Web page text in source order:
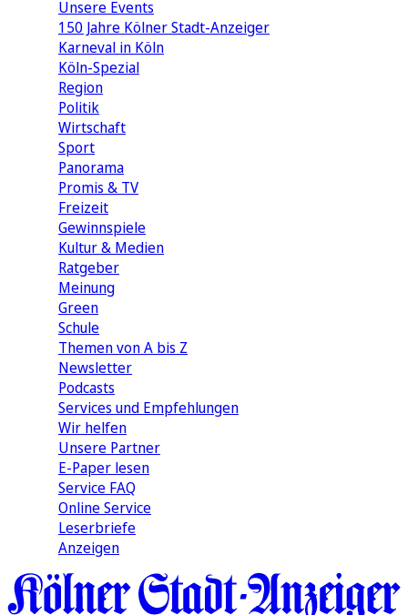
Unsere Events
150 Jahre Kölner Stadt-Anzeiger
Karneval in Köln
Köln-Spezial
Region
Politik
Wirtschaft
Sport
Panorama
Promis & TV
Freizeit
Gewinnspiele
Kultur & Medien
Ratgeber
Meinung
Green
Schule
Themen von A bis Z
Newsletter
Podcasts
Services und Empfehlungen
Wir helfen
Unsere Partner
E-Paper lesen
Service FAQ
Online Service
Leserbriefe
Anzeigen